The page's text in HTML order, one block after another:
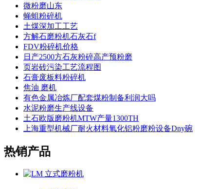
微粉磨山东
蝇蛆粉碎机
土煤深加工工艺
方解石磨粉机石灰石f
FDV粉碎机价格
日产2500方石灰粉碎高产预粉磨
页岩砖污染工艺流程图
石膏废板料粉碎机
焦油 磨机
有色金属冶炼厂配套煤粉制备利润大吗
水泥粉磨生产线设备
土石欧版磨粉机MTW产量1300TH
上海重型机械厂耐火材料氧化铝粉磨粉设备Dny碗
热销产品